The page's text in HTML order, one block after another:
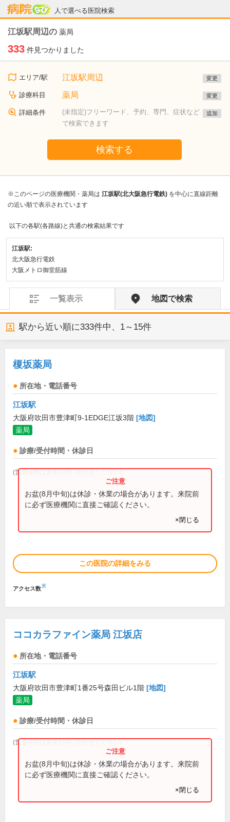
人で選べる医院検索
病院なび
江坂駅周辺の 薬局
333 件見つかりました
エリア/駅 江坂駅周辺 変更
診療科目 薬局 変更
詳細条件
(未指定)フリーワード、予約、専門、症状など
で検索できます
追加
検索する
※このページの医療機関・薬局は 江坂駅(北大阪急行電鉄) を中心に直線距離
の近い順で表示されています
以下の各駅(各路線)と共通の検索結果です
江坂駅:
北大阪急行電鉄
大阪メトロ御堂筋線
一覧表示 地図で検索
駅から近い順に333件中、 1～15件
榎坂薬局
所在地・電話番号
江坂駅
大阪府吹田市豊津町9-1EDGE江坂3階 [地図]
薬局
診療/受付時間・休診日
(営業時間は直接お問い合わせください)
お盆(8月中旬)は休診・休業の場合があります。来院前
に必ず医療機関に直接ご確認ください。
×閉じる
この医院の詳細をみる
アクセス数※
ココカラファイン薬局 江坂店
所在地・電話番号
江坂駅
大阪府吹田市豊津町1番25号森田ビル1階 [地図]
薬局
診療/受付時間・休診日
(営業時間は直接お問い合わせください)
お盆(8月中旬)は休診・休業の場合があります。来院前
に必ず医療機関に直接ご確認ください。
×閉じる